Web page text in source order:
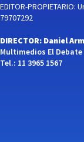
EDITOR-PROPIETARIO:
79707292
DIRECTOR: Daniel
Multimedios El
Tel.: 11 3965 1567